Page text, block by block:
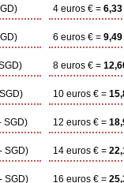
4 euros € = 6,33
6 euros € = 9,49
8 euros € =
10 euros € =
SGD) 12 euros € =
SGD) 14 euros € =
SGD) 16 euros € =